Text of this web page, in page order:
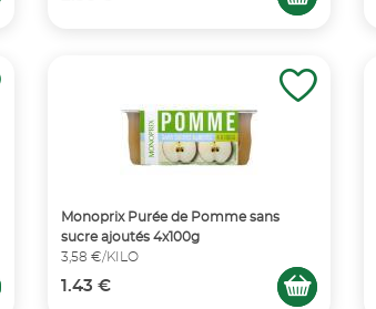
Monoprix Purée de Pomme sans
sucre ajoutés 4x100g
3,58 €/KILO
1.43 €